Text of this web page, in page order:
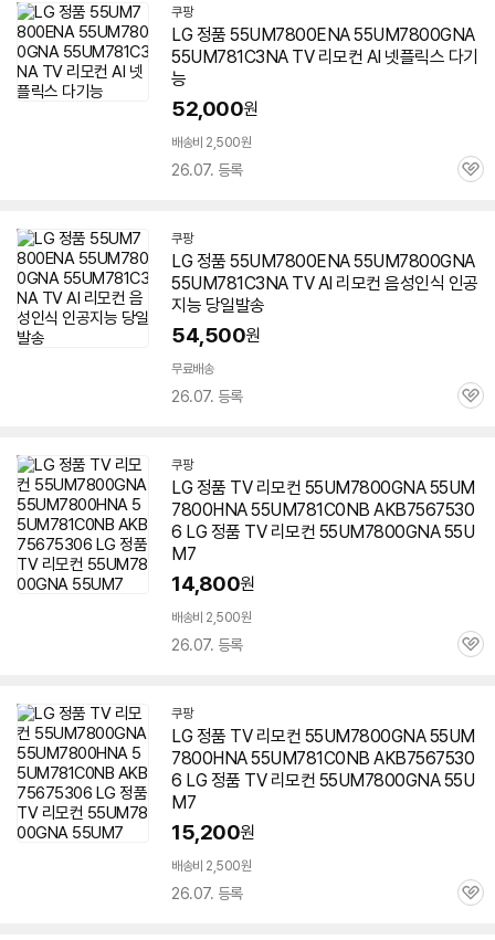
쿠팡
LG 정품 55UM7800ENA55UM7800GNA
55UM781C3NA TV 리모컨 AI 넷플릭스 다기
능
52,000원
배송비 2,500원
26.07. 등록
관
쿠팡
LG 정품 55UM7800ENA55UM7800GNA
55UM781C3NA TV AI 리모컨 음성인식 인공
지능 당일발송
54,500원
무료배송
26.07. 등록
관
쿠팡
LG 정품 TV 리모컨 55UM7800GNA55UM
7800HNA 55UM781C0NB AKB7567530
6 LG 정품 TV 리모컨 55UM7800GNA55U
M7
14,800원
배송비 2,500원
26.07. 등록
관
쿠팡
LG 정품 TV 리모컨 55UM7800GNA55UM
7800HNA 55UM781C0NB AKB7567530
6 LG 정품 TV 리모컨 55UM7800GNA55U
M7
15,200원
배송비 2,500원
26.07. 등록
관